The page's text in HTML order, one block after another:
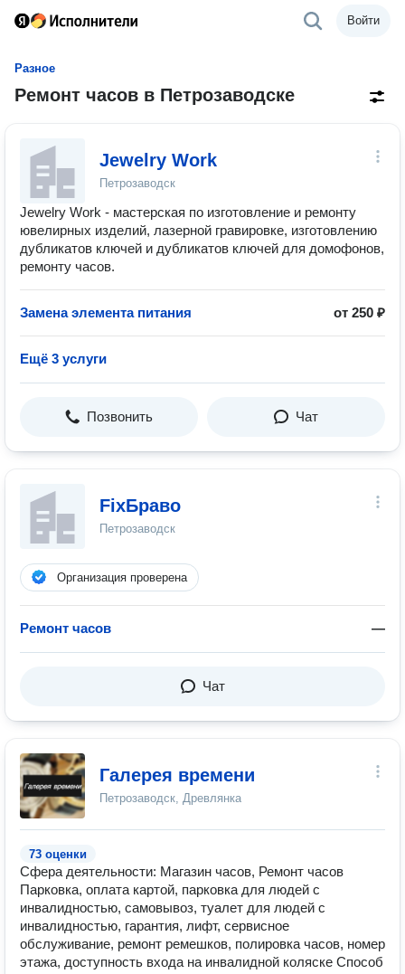
Войти
Разное
Ремонт часов в Петрозаводске
Jewelry Work
Петрозаводск
Jewelry Work - мастерская по изготовление и ремонту
ювелирных изделий, лазерной гравировке, изготовлению
дубликатов ключей и дубликатов ключей для домофонов,
ремонту часов.
Замена элемента питания от 250 ₽
Ещё 3 услуги
Позвонить Чат
FixБраво
Петрозаводск
Организация проверена
Ремонт часов —
Чат
Галерея времени
Петрозаводск, Древлянка
73 оценки
Сфера деятельности: Магазин часов, Ремонт часов
Парковка, оплата картой, парковка для людей с
инвалидностью, самовывоз, туалет для людей с
инвалидностью, гарантия, лифт, сервисное
обслуживание, ремонт ремешков, полировка часов, номер
этажа, доступность входа на инвалидной коляске Способ